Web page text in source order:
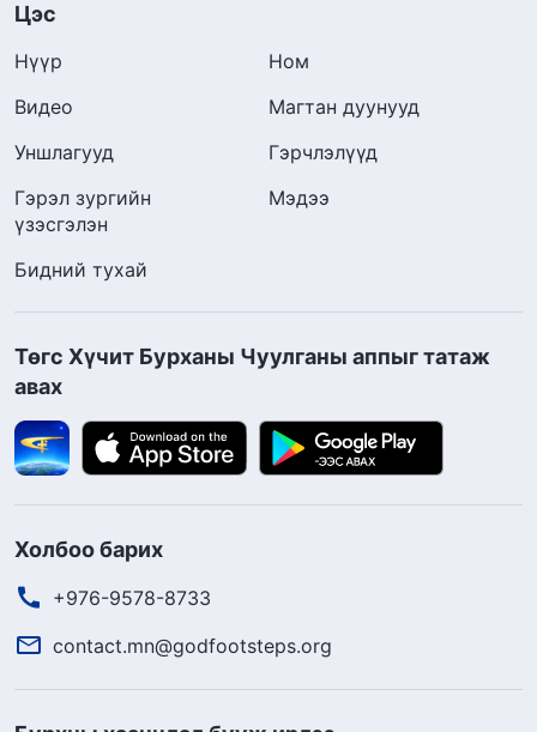
Цэс
Нүүр
Ном
Видео
Магтан дуунууд
Уншлагууд
Гэрчлэлүүд
Гэрэл зургийн
үзэсгэлэн
Мэдээ
Бидний тухай
Төгс Хүчит Бурханы Чуулганы аппыг татаж
авах
Холбоо барих
+976-9578-8733
contact.mn@godfootsteps.org